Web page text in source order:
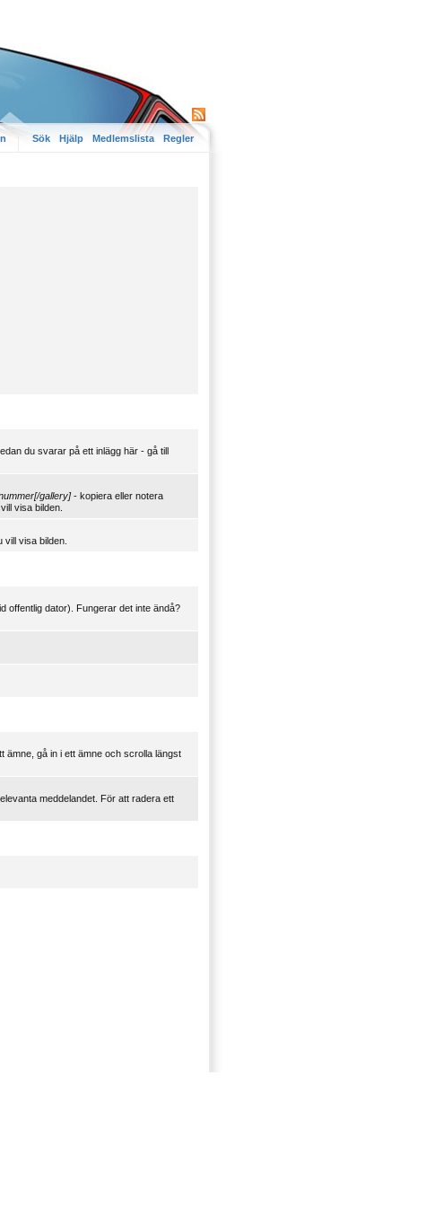
Sök Hjälp Medlemslista Regler
du svarar på ett inlägg här - gå till
gallery]- kopiera eller notera
visa bilden.
visa bilden.
offentlig dator). Fungerar det inte ändå?
ämne, gå in i ett ämne och scrolla längst
meddelandet. För att radera ett